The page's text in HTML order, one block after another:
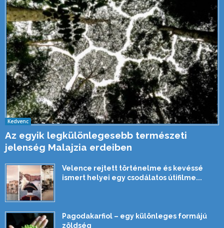
Kedvenc
Az egyik legkülönlegesebb természeti
jelenség Malajzia erdeiben
Velence rejtett történelme és kevéssé
ismert helyei egy csodálatos útifilme...
Pagodakarfiol – egy különleges formájú
zöldség